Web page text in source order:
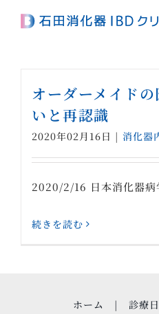
オーダーメイド
いと再認識
2020年02月16日 | 消化器
2020/2/16 日本消化器病
続きを読む
ホーム
診療